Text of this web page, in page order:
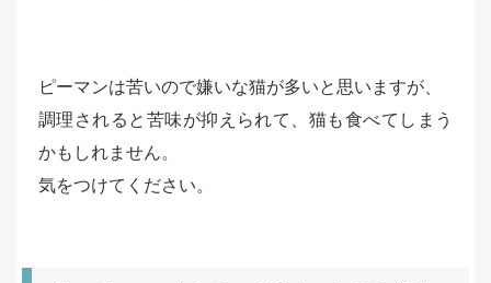
ピーマンは苦いので嫌いな猫が多いと思いますが、
調理されると苦味が抑えられて、猫も食べてしまう
かもしれません。
気をつけてください。